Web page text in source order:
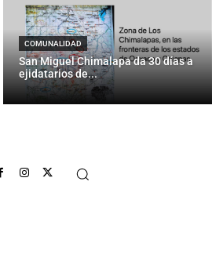
COMUNALIDAD
San Miguel Chimalapa da 30 días a
ejidatarios de...